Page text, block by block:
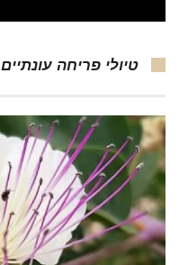
טיולי פריחה עונתיים